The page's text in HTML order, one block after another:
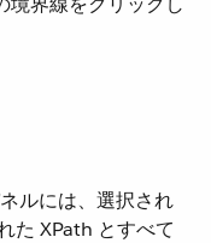
ルには、選択され
た XPath とすべて